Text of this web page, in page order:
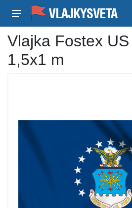
Vlajka Fostex
1,5x1 m